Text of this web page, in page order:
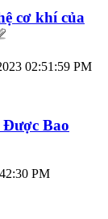
cơ khí của
02:51:59 PM
Bao
PM